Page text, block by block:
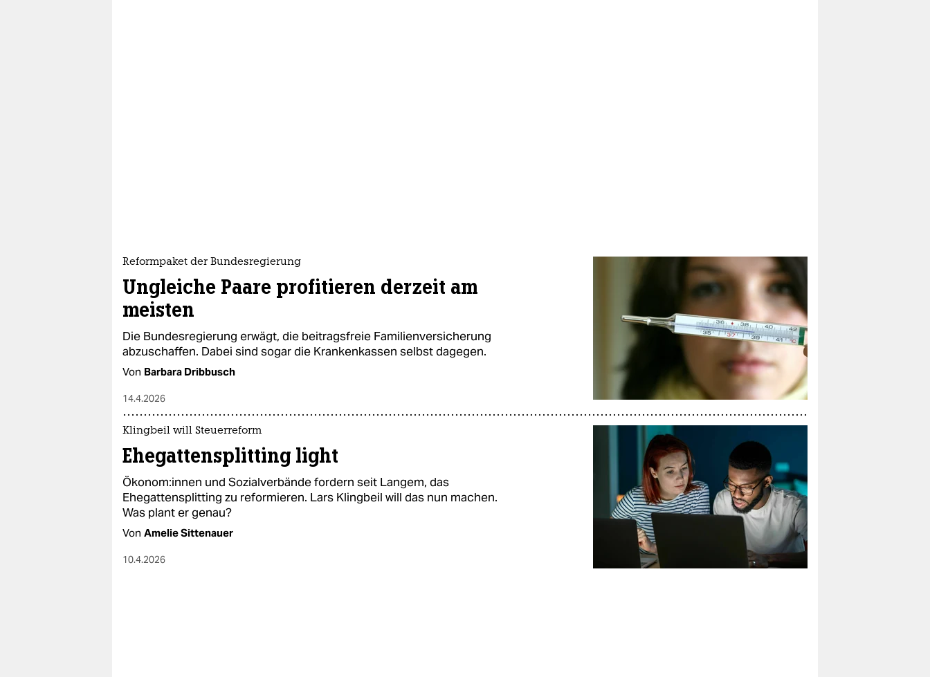
Reformpaket der Bundesregierung
Ungleiche Paare profitieren derzeit am
meisten
Die Bundesregierung erwägt, die beitragsfreie Familienversicherung
abzuschaffen. Dabei sind sogar die Krankenkassen selbst dagegen.
Von Barbara Dribbusch
14.4.2026
Klingbeil will Steuerreform
Ehegattensplitting light
Öko­no­m:in­nen und Sozialverbände fordern seit Langem, das
Ehegattensplitting zu reformieren. Lars Klingbeil will das nun machen.
Was plant er genau?
Von Amelie Sittenauer
10.4.2026